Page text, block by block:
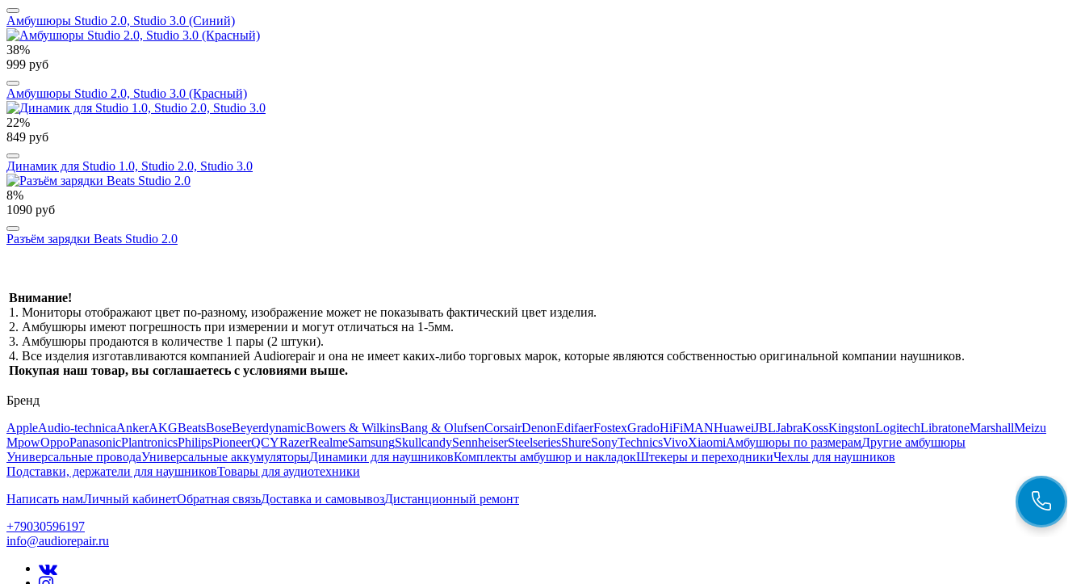
Амбушюры Studio 2.0, Studio 3.0 (Синий)
38%
999 руб
Амбушюры Studio 2.0, Studio 3.0 (Красный)
22%
849 руб
Динамик для Studio 1.0, Studio 2.0, Studio 3.0
8%
1090 руб
Разъём зарядки Beats Studio 2.0
Внимание!
1. Мониторы отображают цвет по-разному, изображение может не показывать фактический цвет изделия.
2. Амбушюры имеют погрешность при измерении и могут отличаться на 1-5мм.
3. Амбушюры продаются в количестве 1 пары (2 штуки).
4. Все изделия изготавливаются компанией Audiorepair и она не имеет каких-либо торговых марок, которые являются собственностью оригинальной компании наушников.
Покупая наш товар, вы соглашаетесь с условиями выше.
Бренд
AppleAudio-technicaAnkerAKGBeatsBoseBeyerdynamicBowers & WilkinsBang & OlufsenCorsairDenonEdifaerFostexGradoHiFiMANHuaweiJBLJabraKossKingstonLogitechLibratoneMarshallMeizu
MpowOppoPanasonicPlantronicsPhilipsPioneerQCYRazerRealmeSamsungSkullcandySennheiserSteelseriesShureSonyTechnicsVivoXiaomiАмбушюры по размерамДругие амбушюры
Универсальные проводаУниверсальные аккумуляторыДинамики для наушниковКомплекты амбушюр и накладокШтекеры и переходникиЧехлы для наушников
Подставки, держатели для наушниковТовары для аудиотехники
Написать намЛичный кабинетОбратная связьДоставка и самовывозДистанционный ремонт
+79030596197
info@audiorepair.ru